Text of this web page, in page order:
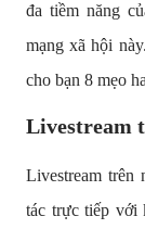
đa tiềm năng
mạng xã hội
cho bạn 8 mẹo
Livestream
Livestream trên
tác trực tiếp với